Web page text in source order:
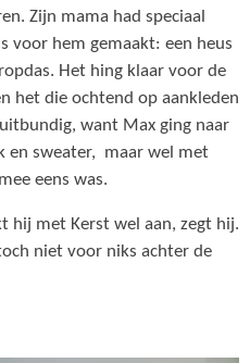
Zijn mama had speciaal
voor hem gemaakt: een heus
Het hing klaar voor de
het die ochtend op aankleden
want Max ging naar
en sweater, maar wel met
eens was.
hij met Kerst wel aan, zegt hij.
niet voor niks achter de